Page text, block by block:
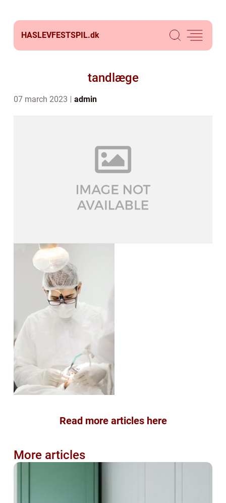
HASLEVFESTSPIL.dk
tandlæge
07 march 2023 admin
Read more articles here
More articles